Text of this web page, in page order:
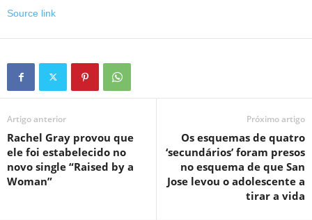
Source link
Artigo anterior
Rachel Gray provou que
ele foi estabelecido no
novo single “Raised by a
Woman”
Próximo artigo
Os esquemas de quatro
‘secundários’ foram presos
no esquema de que San
Jose levou o adolescente a
tirar a vida